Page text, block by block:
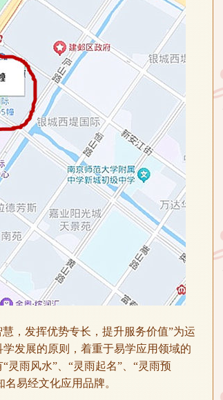
，发挥优势专长，提升服务价值”为运
发展的原则，着重于易学应用领域的
雨风水”、“灵雨起名”、“灵雨预
易经文化应用品牌。